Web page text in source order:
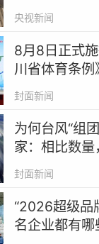
央视新闻
8月8日正式
川省体育条例
封面新闻
为何台风“组
家：相比数量
更值得关注
封面新闻
“2026超级品
名企业都有